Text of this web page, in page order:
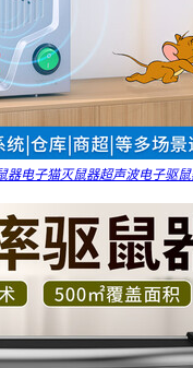
器电子猫灭鼠器超声波电子驱鼠